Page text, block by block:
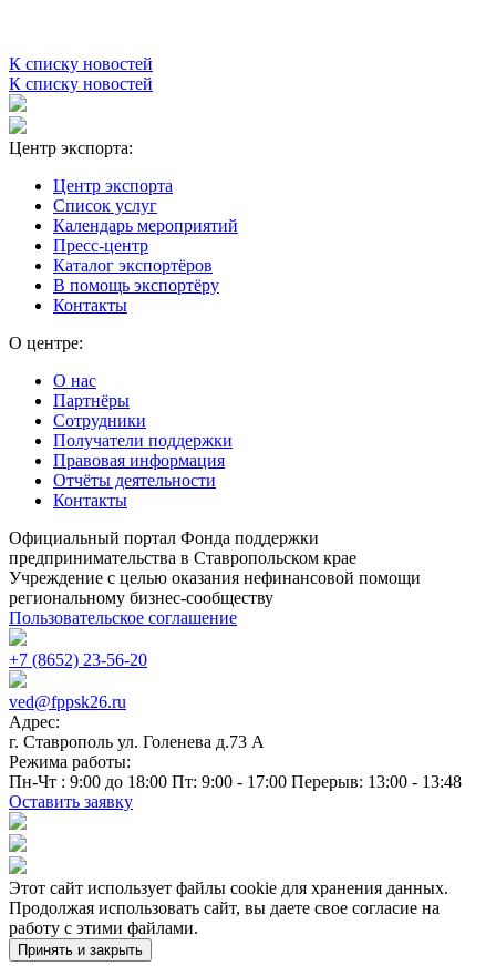
К списку новостей
К списку новостей
Центр экспорта:
Центр экспорта
Список услуг
Календарь мероприятий
Пресс-центр
Каталог экспортёров
В помощь экспортёру
Контакты
О центре:
О нас
Партнёры
Сотрудники
Получатели поддержки
Правовая информация
Отчёты деятельности
Контакты
Официальный портал Фонда поддержки
предпринимательства в Ставропольском крае
Учреждение с целью оказания нефинансовой помощи
региональному бизнес-сообществу
Пользовательское соглашение
+7 (8652) 23-56-20
ved@fppsk26.ru
Адрес:
г. Ставрополь ул. Голенева д.73 A
Режима работы:
Пн-Чт : 9:00 до 18:00 Пт: 9:00 - 17:00 Перерыв: 13:00 - 13:48
Оставить заявку
Этот сайт использует файлы cookie для хранения данных.
Продолжая использовать сайт, вы даете свое согласие на
работу с этими файлами.
Принять и закрыть